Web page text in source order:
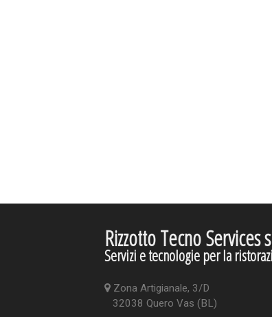
Rizzotto Tecno Services
Servizi e tecnologie per la
Zona Artigianale, 3/D
32038 Quero Vas (BL)